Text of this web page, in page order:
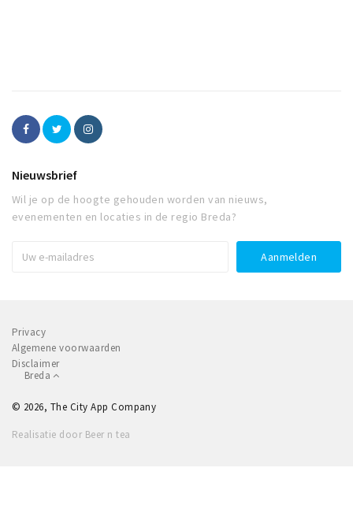
Nieuwsbrief
Wil je op de hoogte gehouden worden van nieuws,
evenementen en locaties in de regio Breda?
Privacy
Algemene voorwaarden
Disclaimer
Breda
© 2026, The City App Company
Realisatie door Beer n tea